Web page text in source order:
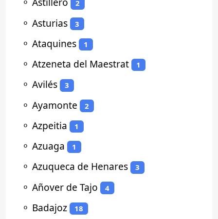
2
⚬ Asturias 3
⚬ Ataquines 1
⚬ Atzeneta del Maestrat 1
⚬ Avilés 3
⚬ Ayamonte 2
⚬ Azpeitia 1
⚬ Azuaga 1
⚬ Azuqueca de Henares 3
⚬ Añover de Tajo 4
⚬ Badajoz 18